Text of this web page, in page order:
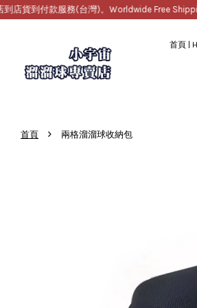
貨到付款服務(台灣)。Worldwide Free Shipping
首頁 |
首頁 › 兩格溜溜球收納包